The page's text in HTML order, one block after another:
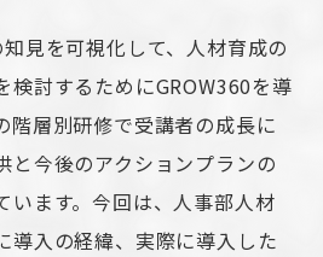
見を可視化して、人材育成の
検討するためにGROW360を導
階層別研修で受講者の成長に
と今後のアクションプランの
います。今回は、人事部人材
導入の経緯、実際に導入した